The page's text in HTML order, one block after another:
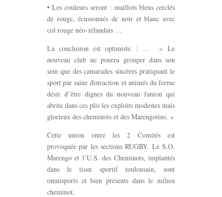
• Les couleurs seront : maillots bleus cerclés
de rouge, écussonnés de noir et blanc avec
col rouge néo-zélandais …
La conclusion est optimiste : … « Le
nouveau club ne pourra grouper dans son
sein que des camarades sincères pratiquant le
sport par saine distraction et animés du ferme
désir d’être dignes du nouveau fanion qui
abrite dans ces plis les exploits modestes mais
glorieux des cheminots et des Marengotins. »
Cette union entre les 2 Comités est
provoquée par les sections RUGBY. Le S.O.
Marengo et l’U.S. des Cheminots, implantés
dans le tissu sportif toulousain, sont
omnisports et bien présents dans le milieu
cheminot.